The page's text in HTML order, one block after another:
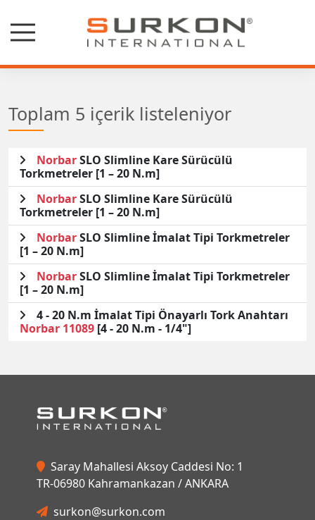
Toplam 5 içerik listeleniyor
NorbarSLO Slimline Kare Sürücülü
Torkmetreler [1 – 20 N.m]
NorbarSLO Slimline Kare Sürücülü
Torkmetreler [1 – 20 N.m]
NorbarSLO Slimline İmalat Tipi Torkmetreler
[1 – 20 N.m]
NorbarSLO Slimline İmalat Tipi Torkmetreler
[1 – 20 N.m]
4 - 20 N.m İmalat Tipi Önayarlı Tork Anahtarı
Norbar 11089 [4 - 20 N.m - 1/4"]
Saray Mahallesi Aksoy Caddesi No: 1
TR-06980 Kahramankazan / ANKARA
surkon@surkon.com